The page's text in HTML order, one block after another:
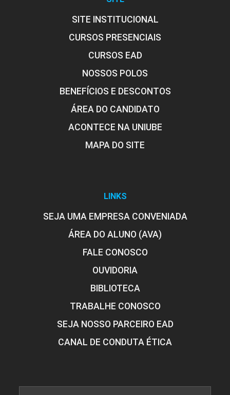
72
PROGRAMAÇÃO ORIENTADA À OBJETOS
PROJETOS DE SOFTWARE I
48
REDES DE COMPUTADORES
SITE INSTITUCIONAL
CURSOS PRESENCIAIS
CURSOS EAD
NOSSOS POLOS
BENEFÍCIOS E DESCONTOS
ÁREA DO CANDIDATO
ACONTECE NA UNIUBE
MAPA DO SITE
LINKS
SEJA UMA EMPRESA CONVENIADA
ÁREA DO ALUNO (AVA)
FALE CONOSCO
OUVIDORIA
BIBLIOTECA
TRABALHE CONOSCO
SEJA NOSSO PARCEIRO EAD
CANAL DE CONDUTA ÉTICA